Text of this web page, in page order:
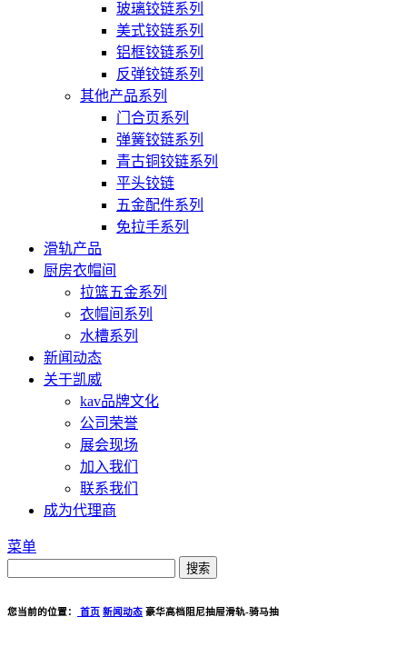
玻璃铰链系列
美式铰链系列
铝框铰链系列
反弹铰链系列
其他产品系列
门合页系列
弹簧铰链系列
青古铜铰链系列
平头铰链
五金配件系列
免拉手系列
滑轨产品
厨房衣帽间
拉篮五金系列
衣帽间系列
水槽系列
新闻动态
关于凯威
kav品牌文化
公司荣誉
展会现场
加入我们
联系我们
成为代理商
菜单
您当前的位置： 首页 新闻动态 豪华高档阻尼抽屉滑轨-骑马抽